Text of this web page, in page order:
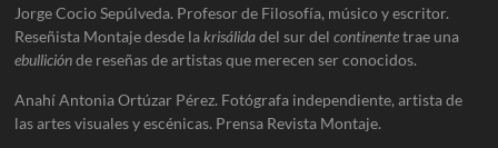
Jorge Cocio Sepúlveda. Profesor de Filosofía, músico y escritor.
Reseñista Montaje desde lakrisálidadel sur delcontinentetrae una
ebulliciónde reseñas de artistas que merecen ser conocidos.
Anahí Antonia Ortúzar Pérez. Fotógrafa independiente, artista de
las artes visuales y escénicas. Prensa Revista Montaje.